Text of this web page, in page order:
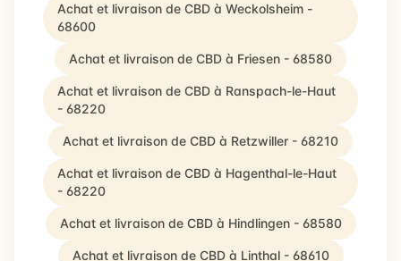
Achat et livraison de CBD à Weckolsheim -
68600
Achat et livraison de CBD à Friesen - 68580
Achat et livraison de CBD à Ranspach-le-Haut
- 68220
Achat et livraison de CBD à Retzwiller - 68210
Achat et livraison de CBD à Hagenthal-le-Haut
- 68220
Achat et livraison de CBD à Hindlingen - 68580
Achat et livraison de CBD à Linthal - 68610